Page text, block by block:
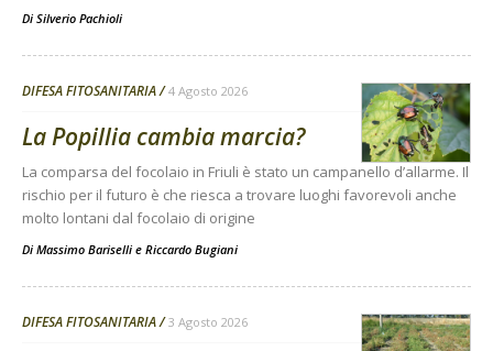
Di Silverio Pachioli
DIFESA FITOSANITARIA 4 Agosto 2026
La Popillia cambia marcia?
La comparsa del focolaio in Friuli è stato un campanello d’allarme. Il
rischio per il futuro è che riesca a trovare luoghi favorevoli anche
molto lontani dal focolaio di origine
Di Massimo Bariselli e Riccardo Bugiani
DIFESA FITOSANITARIA 3 Agosto 2026